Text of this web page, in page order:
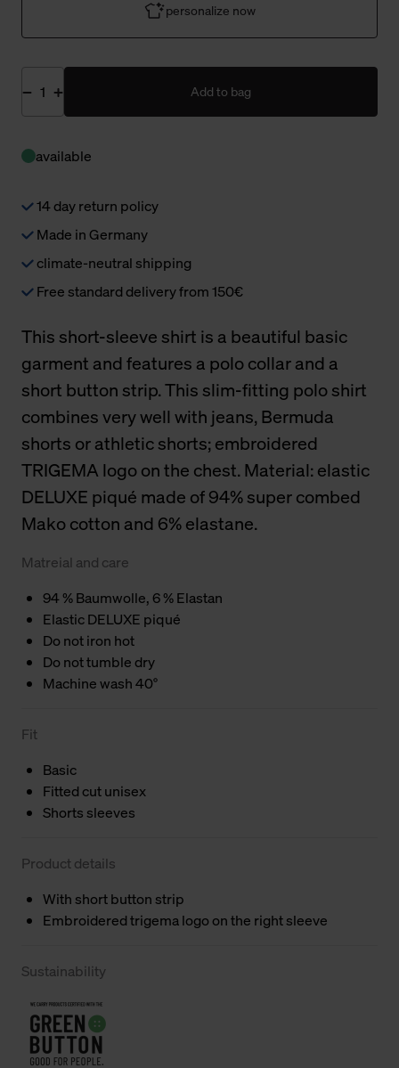
personalize now
Add to bag
available
14 day return policy
Made in Germany
climate-neutral shipping
Free standard delivery from 150€
This short-sleeve shirt is a beautiful basic
garment and features a polo collar and a
short button strip. This slim-fitting polo shirt
combines very well with jeans, Bermuda
shorts or athletic shorts; embroidered
TRIGEMA logo on the chest. Material: elastic
DELUXE piqué made of 94% super combed
Mako cotton and 6% elastane.
Matreial and care
94 % Baumwolle, 6 % Elastan
Elastic DELUXE piqué
Do not iron hot
Do not tumble dry
Machine wash 40°
Fit
Basic
Fitted cut unisex
Shorts sleeves
Product details
With short button strip
Embroidered trigema logo on the right sleeve
Sustainability